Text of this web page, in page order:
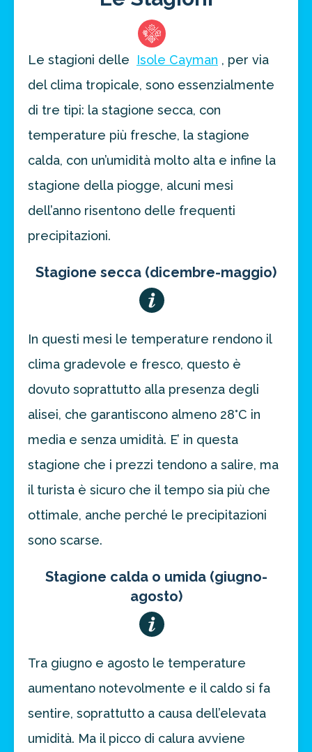
Le stagioni delle Isole Cayman , per via
del clima tropicale, sono essenzialmente
di tre tipi: la stagione secca, con
temperature più fresche, la stagione
calda, con un’umidità molto alta e infine la
stagione della piogge, alcuni mesi
dell’anno risentono delle frequenti
precipitazioni.
Stagione secca (dicembre-maggio)
In questi mesi le temperature rendono il
clima gradevole e fresco, questo è
dovuto soprattutto alla presenza degli
alisei, che garantiscono almeno 28°C in
media e senza umidità. E’ in questa
stagione che i prezzi tendono a salire, ma
il turista è sicuro che il tempo sia più che
ottimale, anche perché le precipitazioni
sono scarse.
Stagione calda o umida (giugno-
agosto)
Tra giugno e agosto le temperature
aumentano notevolmente e il caldo si fa
sentire, soprattutto a causa dell’elevata
umidità. Ma il picco di calura avviene